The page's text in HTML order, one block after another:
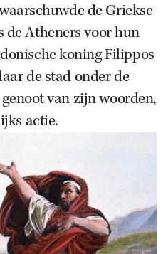
Zoek
de Griekse
de Atheners voor hun
koning Filippos
de stad onder de
van zijn woorden,
actie.